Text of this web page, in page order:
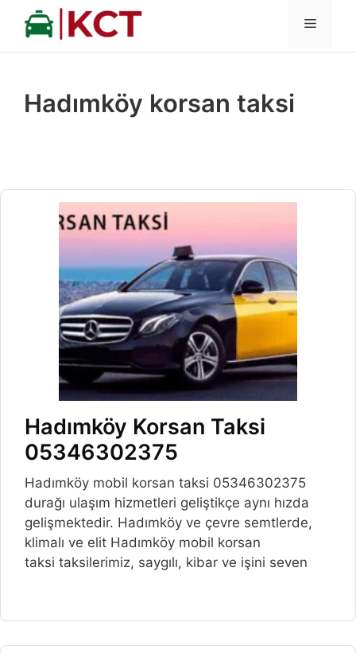
İçeriğe
MENÜ
Hadımköy korsan taksi
Hadımköy Korsan Taksi
05346302375
Hadımköy mobil korsan taksi 05346302375
durağı ulaşım hizmetleri geliştikçe aynı hızda
gelişmektedir. Hadımköy ve çevre semtlerde,
klimalı ve elit Hadımköy mobil korsan
taksi taksilerimiz, saygılı, kibar ve işini seven